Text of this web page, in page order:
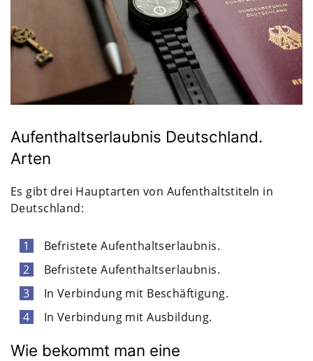
Aufenthaltserlaubnis Deutschland.
Arten
Es gibt drei Hauptarten von Aufenthaltstiteln in
Deutschland:
Befristete Aufenthaltserlaubnis.
Befristete Aufenthaltserlaubnis.
In Verbindung mit Beschäftigung.
In Verbindung mit Ausbildung.
Wie bekommt man eine